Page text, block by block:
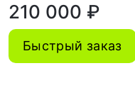
210 000 ₽
Быстрый заказ